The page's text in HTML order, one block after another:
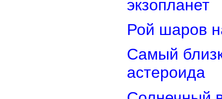
экзопланет
Рой шаров
Самый
астероида